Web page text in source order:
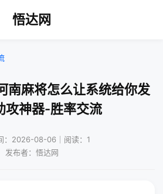
悟达网
南麻将怎么让系统给你发
攻神器-胜率交流
：2026-08-06｜阅读：1
发布者：悟达网